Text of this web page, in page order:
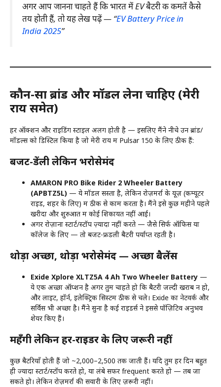
अगर आप जानना चाहते हैं कि भारत में EV बैटरी की कीमतें कैसे
तय होती हैं, तो यह लेख पढ़ें — “EV Battery Price in
India 2025”
कौन-सा ब्रांड और मॉडल लेना चाहिए (मेरी
राय समेत)
हर ऑक्शन और राइडिंग स्टाइल अलग होती है — इसलिए मैंने नीचे उन ब्रांड/
मॉडल्स को डिस्टिल किया है जो मेरी राय में Pulsar 150 के लिए ठीक हैं:
बजट-फ्रेंडली लेकिन भरोसेमंद
AMARON PRO Bike Rider 2 Wheeler Battery
(APBTZ5L) — ये मॉडल सस्ता है, लेकिन रोज़मर्रा के यूज़ (कम्यूटर
राइड, शहर के लिए) में ठीक से काम करता है। मैंने इसे कुछ महीने पहले
खरीदा और शुरुआत में कोई शिकायत नहीं आई।
अगर रोज़ाना स्टार्ट/स्टॉप ज़्यादा नहीं करते — जैसे सिर्फ ऑफिस या
कॉलेज के लिए — तो बजट-फ्रेंडली बैटरी पर्याप्त रहती है।
थोड़ा अच्छा, थोड़ा भरोसेमंद — अच्छा बैलेंस
Exide Xplore XLTZ5A 4 Ah Two Wheeler Battery —
ये एक अच्छा ऑप्शन है अगर तुम चाहते हो कि बैटरी जल्दी खराब न हो,
और लाइट, हॉर्न, इलेक्ट्रिक सिस्टम ठीक से चले। Exide का नेटवर्क और
सर्विस भी अच्छा है। मैंने सुना है कई राइडर्स ने इससे पॉज़िटिव अनुभव
शेयर किए हैं।
महँगी लेकिन हर-राइडर के लिए जरूरी नहीं
कुछ बैटरियाँ होती हैं जो ~₹2,000–₹2,500 तक जाती हैं। यदि तुम हर दिन बहुत
ही ज्यादा स्टार्ट/स्टॉप करते हो, या लंबे सफर frequent करते हो — तब जा
सकते हो। लेकिन रोज़मर्रा की सवारी के लिए ज़रूरी नहीं।